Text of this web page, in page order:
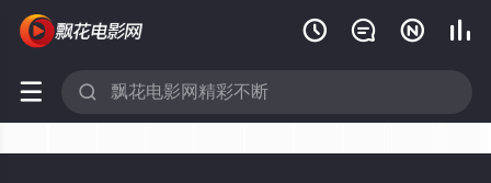
   
 